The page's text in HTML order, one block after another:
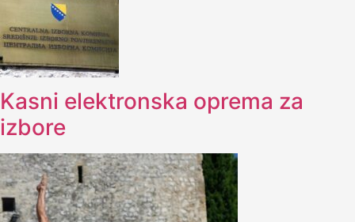
Kasni elektronska oprema za
izbore